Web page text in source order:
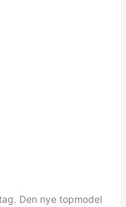
Den nye topmodel